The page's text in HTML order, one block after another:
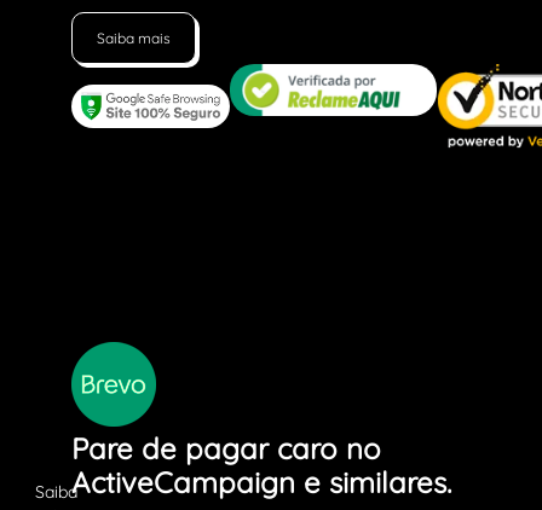
Saiba mais
Pare de pagar caro no
ActiveCampaign e similares.